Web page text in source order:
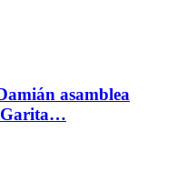
asamblea
Garita…